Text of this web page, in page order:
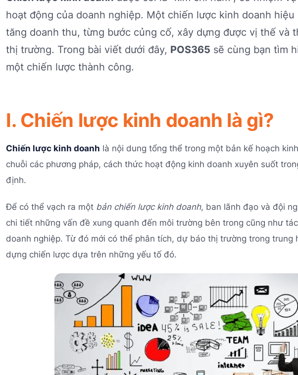
hoạt động của doanh nghiệp. Một chiến lược kinh doanh
tăng doanh thu, từng bước củng cố, xây dựng được vị thế và
thị trường. Trong bài viết dưới đây, POS365 sẽ cùng bạn tìm
một chiến lược thành công.
I. Chiến lược kinh doanh là gì?
Chiến lược kinh doanh là nội dung tổng thể trong một bản kế hoạch
chuỗi các phương pháp, cách thức hoạt động kinh doanh xuyên suốt
định.
Để có thể vạch ra một bản chiến lược kinh doanh, ban lãnh đạo và đội
chi tiết những vấn đề xung quanh đến môi trường bên trong cũng như
doanh nghiệp. Từ đó mới có thể phân tích, dự báo thị trường trong trung
dựng chiến lược dựa trên những yếu tố đó.